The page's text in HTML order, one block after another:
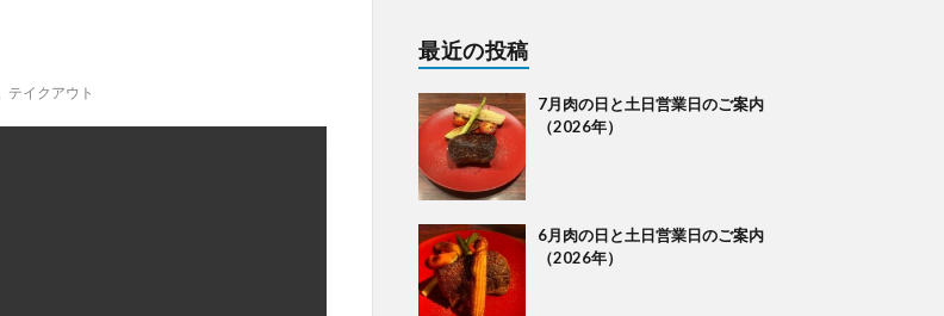
テイクアウト
最近の投稿
7月肉の日と土日営業日のご案内
（2026年）
6月肉の日と土日営業日のご案内
（2026年）